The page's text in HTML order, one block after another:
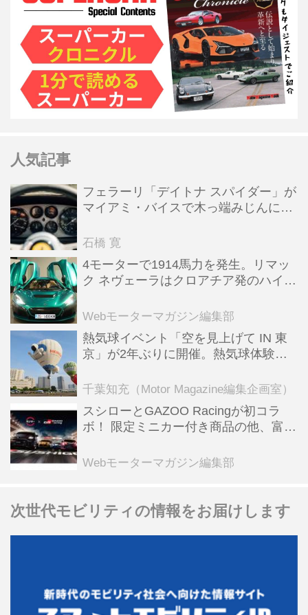
人気記事
フェラーリ「デイトナ スパイダー」が
マイアミ・バイスで木っ端みじんにな
石橋 寛
4モーターで1914馬力を発生。リマッ
ク ネヴェーラはクロアチア発のハイパ
全版／115】
Webモーターマガジン編集部
熱気球イベント「空を見上げて IN 東
京」が2年ぶりに開催。熱気球体験搭
ンテンツも
千葉知充（Motor Magazine編集企画室）
スシローとGAZOO Racingが初コラ
ボ！ 限定ミニカー付き商品の他、富士
る抽選企画などを展開
Webモーターマガジン編集部
次世代モビリティの情報をお届けします